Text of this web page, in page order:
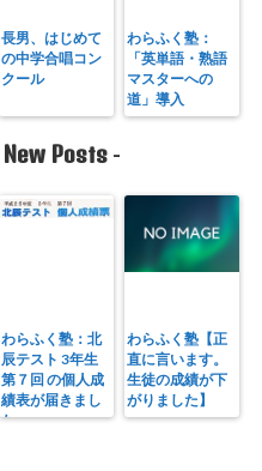
長男、はじめて
の中学合唱コン
クール
わらふく塾：
「英単語・熟語
マスターへの
道」導入
New Posts -
わらふく塾：北
辰テスト 3年生
第７回 の個人成
績表が届きまし
た
わらふく塾【正
直に言います。
生徒の成績が下
がりました】